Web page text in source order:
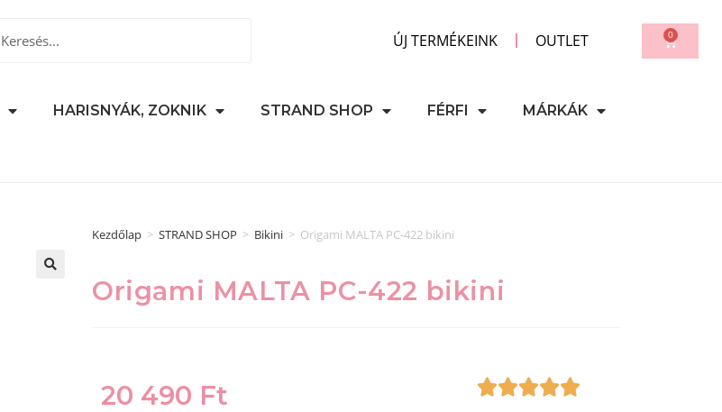
ÚJ TERMÉKEINK OUTLET 0
HARISNYÁK, ZOKNIK STRAND SHOP FÉRFI MÁRKÁK
Kezdőlap > STRAND SHOP > Bikini > Origami MALTA PC-422 bikini
Origami MALTA PC-422 bikini
20 490 Ft 